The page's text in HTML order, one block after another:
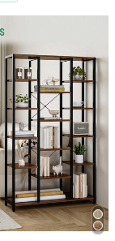
in Startseite Home-Office-Stühle